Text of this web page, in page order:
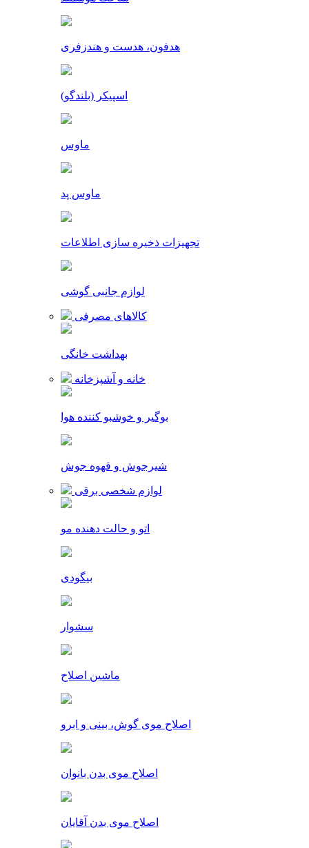
هدفون، هدست و هندزفری
اسپیکر (بلندگو)
ماوس
ماوس پد
تجهیزات ذخیره سازی اطلاعات
لوازم جانبی گوشی
کالاهای مصرفی
بهداشت خانگی
خانه و آشپزخانه
بوگیر و خوشبو کننده هوا
شیرجوش و قهوه جوش
لوازم شخصی برقی
اتو و حالت دهنده مو
بیگودی
سشوار
ماشین اصلاح
اصلاح موی گوش، بینی و ابرو
اصلاح موی بدن بانوان
اصلاح موی بدن آقایان